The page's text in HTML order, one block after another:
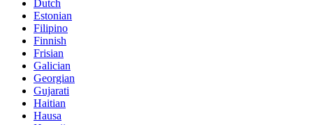
Dutch
Estonian
Filipino
Finnish
Frisian
Galician
Georgian
Gujarati
Haitian
Hausa